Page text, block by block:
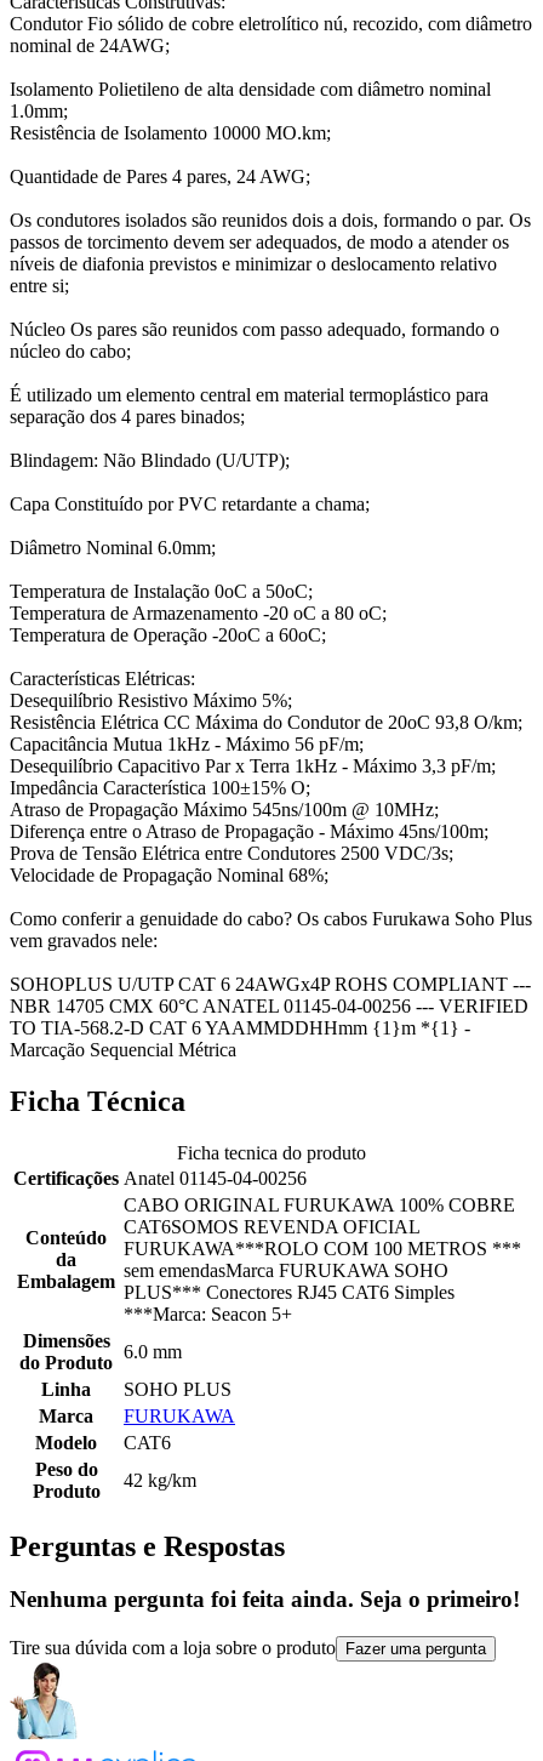
Condutor Fio sólido de cobre eletrolítico nú, recozido, com diâmetro
nominal de 24AWG;
Isolamento Polietileno de alta densidade com diâmetro nominal
1.0mm;
Resistência de Isolamento 10000 MO.km;
Quantidade de Pares 4 pares, 24 AWG;
Os condutores isolados são reunidos dois a dois, formando o par. Os
passos de torcimento devem ser adequados, de modo a atender os
níveis de diafonia previstos e minimizar o deslocamento relativo
entre si;
Núcleo Os pares são reunidos com passo adequado, formando o
núcleo do cabo;
É utilizado um elemento central em material termoplástico para
separação dos 4 pares binados;
Blindagem: Não Blindado (U/UTP);
Capa Constituído por PVC retardante a chama;
Diâmetro Nominal 6.0mm;
Temperatura de Instalação 0oC a 50oC;
Temperatura de Armazenamento -20 oC a 80 oC;
Temperatura de Operação -20oC a 60oC;
Características Elétricas:
Desequilíbrio Resistivo Máximo 5%;
Resistência Elétrica CC Máxima do Condutor de 20oC 93,8 O/km;
Capacitância Mutua 1kHz - Máximo 56 pF/m;
Desequilíbrio Capacitivo Par x Terra 1kHz - Máximo 3,3 pF/m;
Impedância Característica 100±15% O;
Atraso de Propagação Máximo 545ns/100m @ 10MHz;
Diferença entre o Atraso de Propagação - Máximo 45ns/100m;
Prova de Tensão Elétrica entre Condutores 2500 VDC/3s;
Velocidade de Propagação Nominal 68%;
Como conferir a genuidade do cabo? Os cabos Furukawa Soho Plus
vem gravados nele:
SOHOPLUS U/UTP CAT 6 24AWGx4P ROHS COMPLIANT ---
NBR 14705 CMX 60°C ANATEL 01145-04-00256 --- VERIFIED
TO TIA-568.2-D CAT 6 YAAMMDDHHmm {1}m *{1} -
Marcação Sequencial Métrica
Ficha Técnica
Ficha tecnica do produto
Certificações Anatel 01145-04-00256
Conteúdo
da
Embalagem
CABO ORIGINAL FURUKAWA 100% COBRE
CAT6SOMOS REVENDA OFICIAL
FURUKAWA***ROLO COM 100 METROS ***
sem emendasMarca FURUKAWA SOHO
PLUS*** Conectores RJ45 CAT6 Simples
***Marca: Seacon 5+
Dimensões
do Produto
6.0 mm
Linha
SOHO PLUS
Marca
FURUKAWA
Modelo
CAT6
Peso do
Produto
42 kg/km
Perguntas e Respostas
Nenhuma pergunta foi feita ainda. Seja o primeiro!
Tire sua dúvida com a loja sobre o produto Fazer uma pergunta